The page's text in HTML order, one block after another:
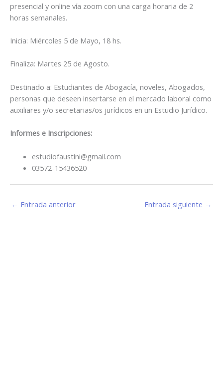
presencial y online vía zoom con una carga horaria de 2
horas semanales.
Inicia: Miércoles 5 de Mayo, 18 hs.
Finaliza: Martes 25 de Agosto.
Destinado a: Estudiantes de Abogacía, noveles, Abogados,
personas que deseen insertarse en el mercado laboral como
auxiliares y/o secretarias/os jurídicos en un Estudio Jurídico.
Informes e Inscripciones:
estudiofaustini@gmail.com
03572-15436520
← Entrada anterior Entrada siguiente →